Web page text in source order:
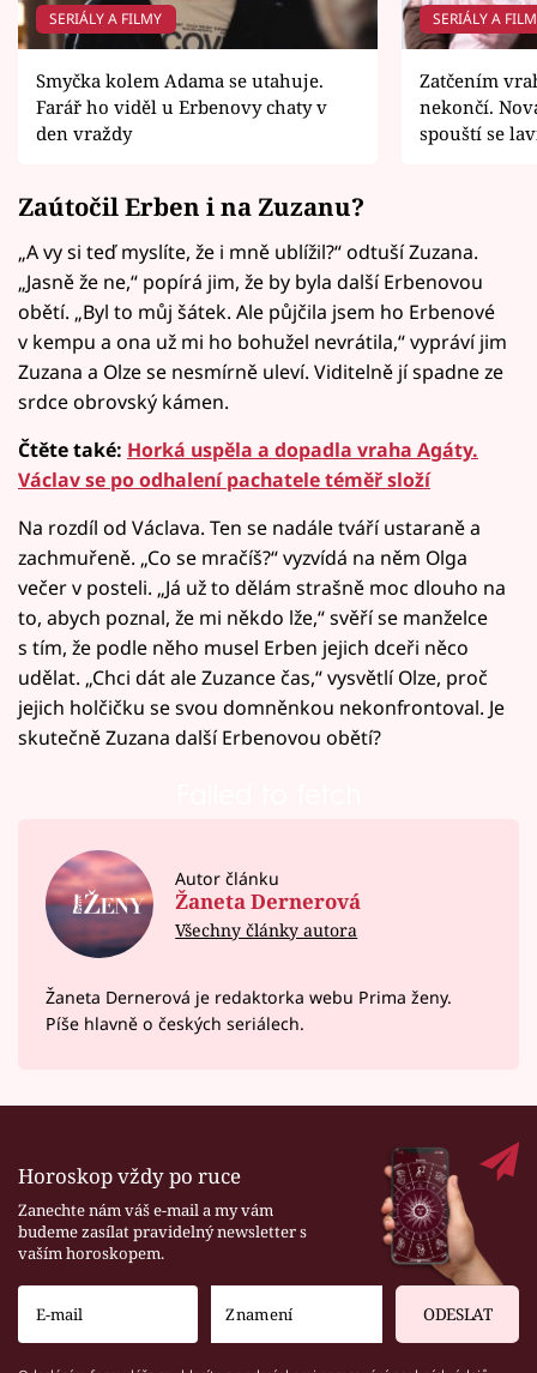
SERIÁLY A FILMY
Smyčka kolem Adama se utahuje.
Farář ho viděl u Erbenovy chaty v
den vraždy
SERIÁLY A
Zatčením
nekončí.
spouští se
Zaútočil Erben i na Zuzanu?
„A vy si teď myslíte, že i mně ublížil?“ odtuší Zuzana.
„Jasně že ne,“ popírá jim, že by byla další Erbenovou
obětí. „Byl to můj šátek. Ale půjčila jsem ho Erbenové
v kempu a ona už mi ho bohužel nevrátila,“ vypráví jim
Zuzana a Olze se nesmírně uleví. Viditelně jí spadne ze
srdce obrovský kámen.
Čtěte také: Horká uspěla a dopadla vraha Agáty.
Václav se po odhalení pachatele téměř složí
Na rozdíl od Václava. Ten se nadále tváří ustaraně a
zachmuřeně. „Co se mračíš?“ vyzvídá na něm Olga
večer v posteli. „Já už to dělám strašně moc dlouho na
to, abych poznal, že mi někdo lže,“ svěří se manželce
s tím, že podle něho musel Erben jejich dceři něco
udělat. „Chci dát ale Zuzance čas,“ vysvětlí Olze, proč
jejich holčičku se svou domněnkou nekonfrontoval. Je
skutečně Zuzana další Erbenovou obětí?
Autor článku
Žaneta Dernerová
Všechny články autora
Žaneta Dernerová je redaktorka webu Prima ženy.
Píše hlavně o českých seriálech.
Horoskop vždy po ruce
Zanechte nám váš e-mail a my vám
budeme zasílat pravidelný newsletter s
vaším horoskopem.
ODESLAT